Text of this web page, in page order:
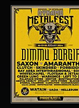
Wydarzenia
Galeria
Forum
Więcej
Login